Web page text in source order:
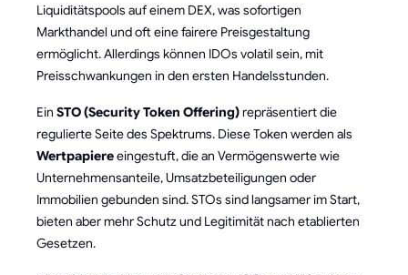
Liquiditätspools auf einem DEX, was sofortigen
Markthandel und oft eine fairere Preisgestaltung
ermöglicht. Allerdings können IDOs volatil sein, mit
Preisschwankungen in den ersten Handelsstunden.
Ein STO (Security Token Offering)repräsentiert die
regulierte Seite des Spektrums. Diese Token werden als
Wertpapiereeingestuft, die an Vermögenswerte wie
Unternehmensanteile, Umsatzbeteiligungen oder
Immobilien gebunden sind. STOs sind langsamer im Start,
bieten aber mehr Schutz und Legitimität nach etablierten
Gesetzen.